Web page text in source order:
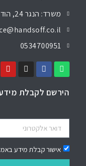
משרד: הנגר 24, הוד השרון
0534700951
הירשם לקבלת מידע
אישור קבלת מידע